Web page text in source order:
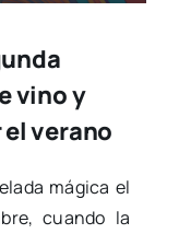
vino y
verano
mági­ca el
cuan­do la